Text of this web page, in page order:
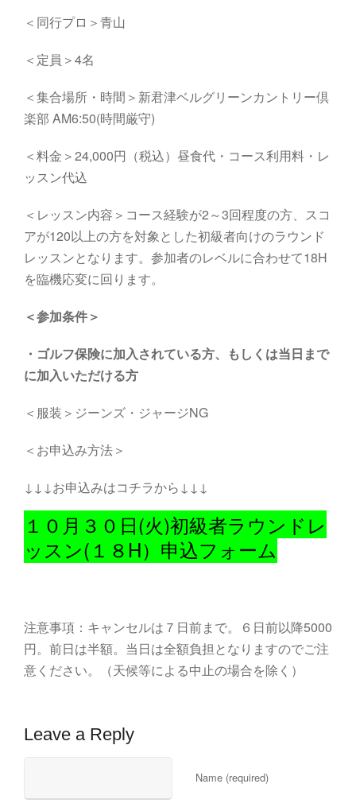
＜同行プロ＞青山
＜定員＞4名
＜集合場所・時間＞ 新君津ベルグリーンカントリー倶
楽部 AM6:50(時間厳守)
＜料金＞24,000円（税込）昼食代・コース利用料・レ
ッスン代込
＜レッスン内容＞コース経験が2～3回程度の方、スコ
アが120以上の方を対象とした初級者向けのラウンド
レッスンとなります。参加者のレベルに合わせて18H
を臨機応変に回ります。
＜参加条件＞
・ ゴルフ保険に加入されている方、もしくは当日まで
に加入いただける方
＜服装＞ジーンズ・ジャージNG
＜お申込み方法＞
↓↓↓お申込みはコチラから↓↓↓
１０月３０日(火)初級者ラウンドレ
ッスン(１８H）申込フォーム
注意事項：キャンセルは７日前まで。６日前以降5000
円。前日は半額。当日は全額負担となりますのでご注
意ください。（天候等による中止の場合を除く）
Leave a Reply
Name (required)